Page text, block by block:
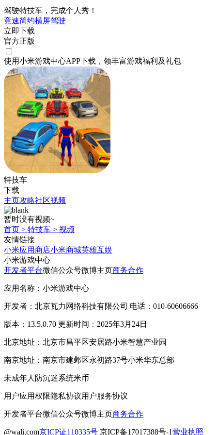
驾驶特技车，完成个人秀！
竞速简约横屏驾驶
立即下载
官方正版
使用小米游戏中心APP下载 ，领丰富游戏福利 及礼包
特技车
下载
主页攻略社区视频
暂时没有视频~
首页 > 特技车 > 视频
友情链接
小米应用商店小米商城英雄互娱
小米游戏中心
开发者平台微信公众号微博主页商务合作
应用名称：小米游戏中心
开发者：北京瓦力网络科技有限公司 电话：010-60606666
版本：13.5.0.70 更新时间：2025年3月24日
北京地址：北京市昌平区安居路小米智慧产业园
南京地址：南京市建邺区永初路37号小米华东总部
未成年人防沉迷系统米币
用户应用权限隐私协议用户服务协议
开发者平台微信公众号微博主页商务合作
@wali.com京ICP证110335号 京ICP备17017388号-1营业执照